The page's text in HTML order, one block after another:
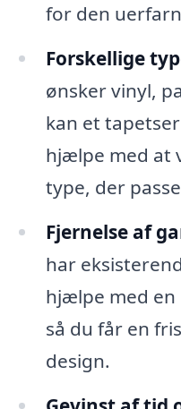
for den
Forskellige
ønsker vinyl,
kan et
hjælpe med at
type, der
Fjernelse af
har
hjælpe med en
så du får en
design.